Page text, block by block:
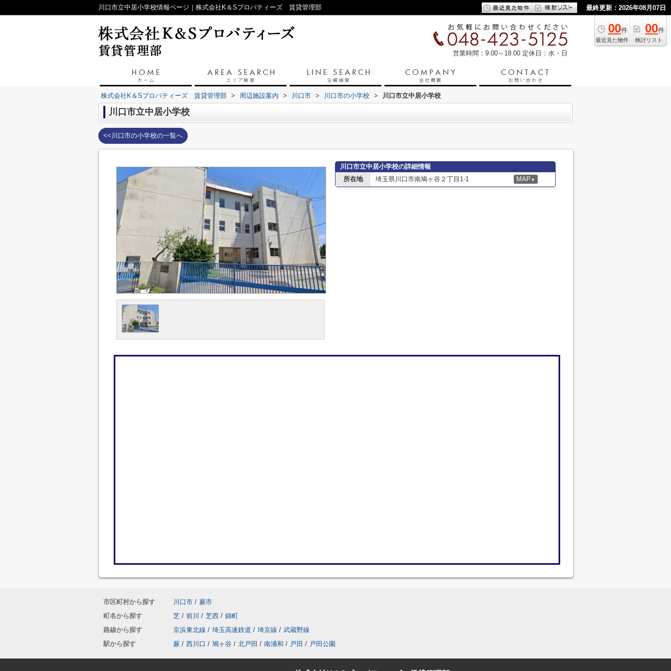
川口市立中居小学校情報ページ｜株式会社K＆Sプロパティーズ 賃貸管理部 最終更新：2026年08月07日
00件
最近見た物件
00件
検討リスト
営業時間：9:00～18:00 定休日：水・日
株式会社K＆Sプロパティーズ 賃貸管理部 > 周辺施設案内 > 川口市 > 川口市の小学校 > 川口市立中居小学校
川口市立中居小学校
<<川口市の小学校の一覧へ
川口市立中居小学校の詳細情報
所在地
埼玉県川口市南鳩ヶ谷２丁目1-1 MAP ▼
市区町村から探す 川口市 / 蕨市
町名から探す
芝 / 前川 / 芝西 / 錦町
路線から探す
京浜東北線 / 埼玉高速鉄道 / 埼京線 / 武蔵野線
駅から探す
蕨 / 西川口 / 鳩ヶ谷 / 北戸田 / 南浦和 / 戸田 / 戸田公園